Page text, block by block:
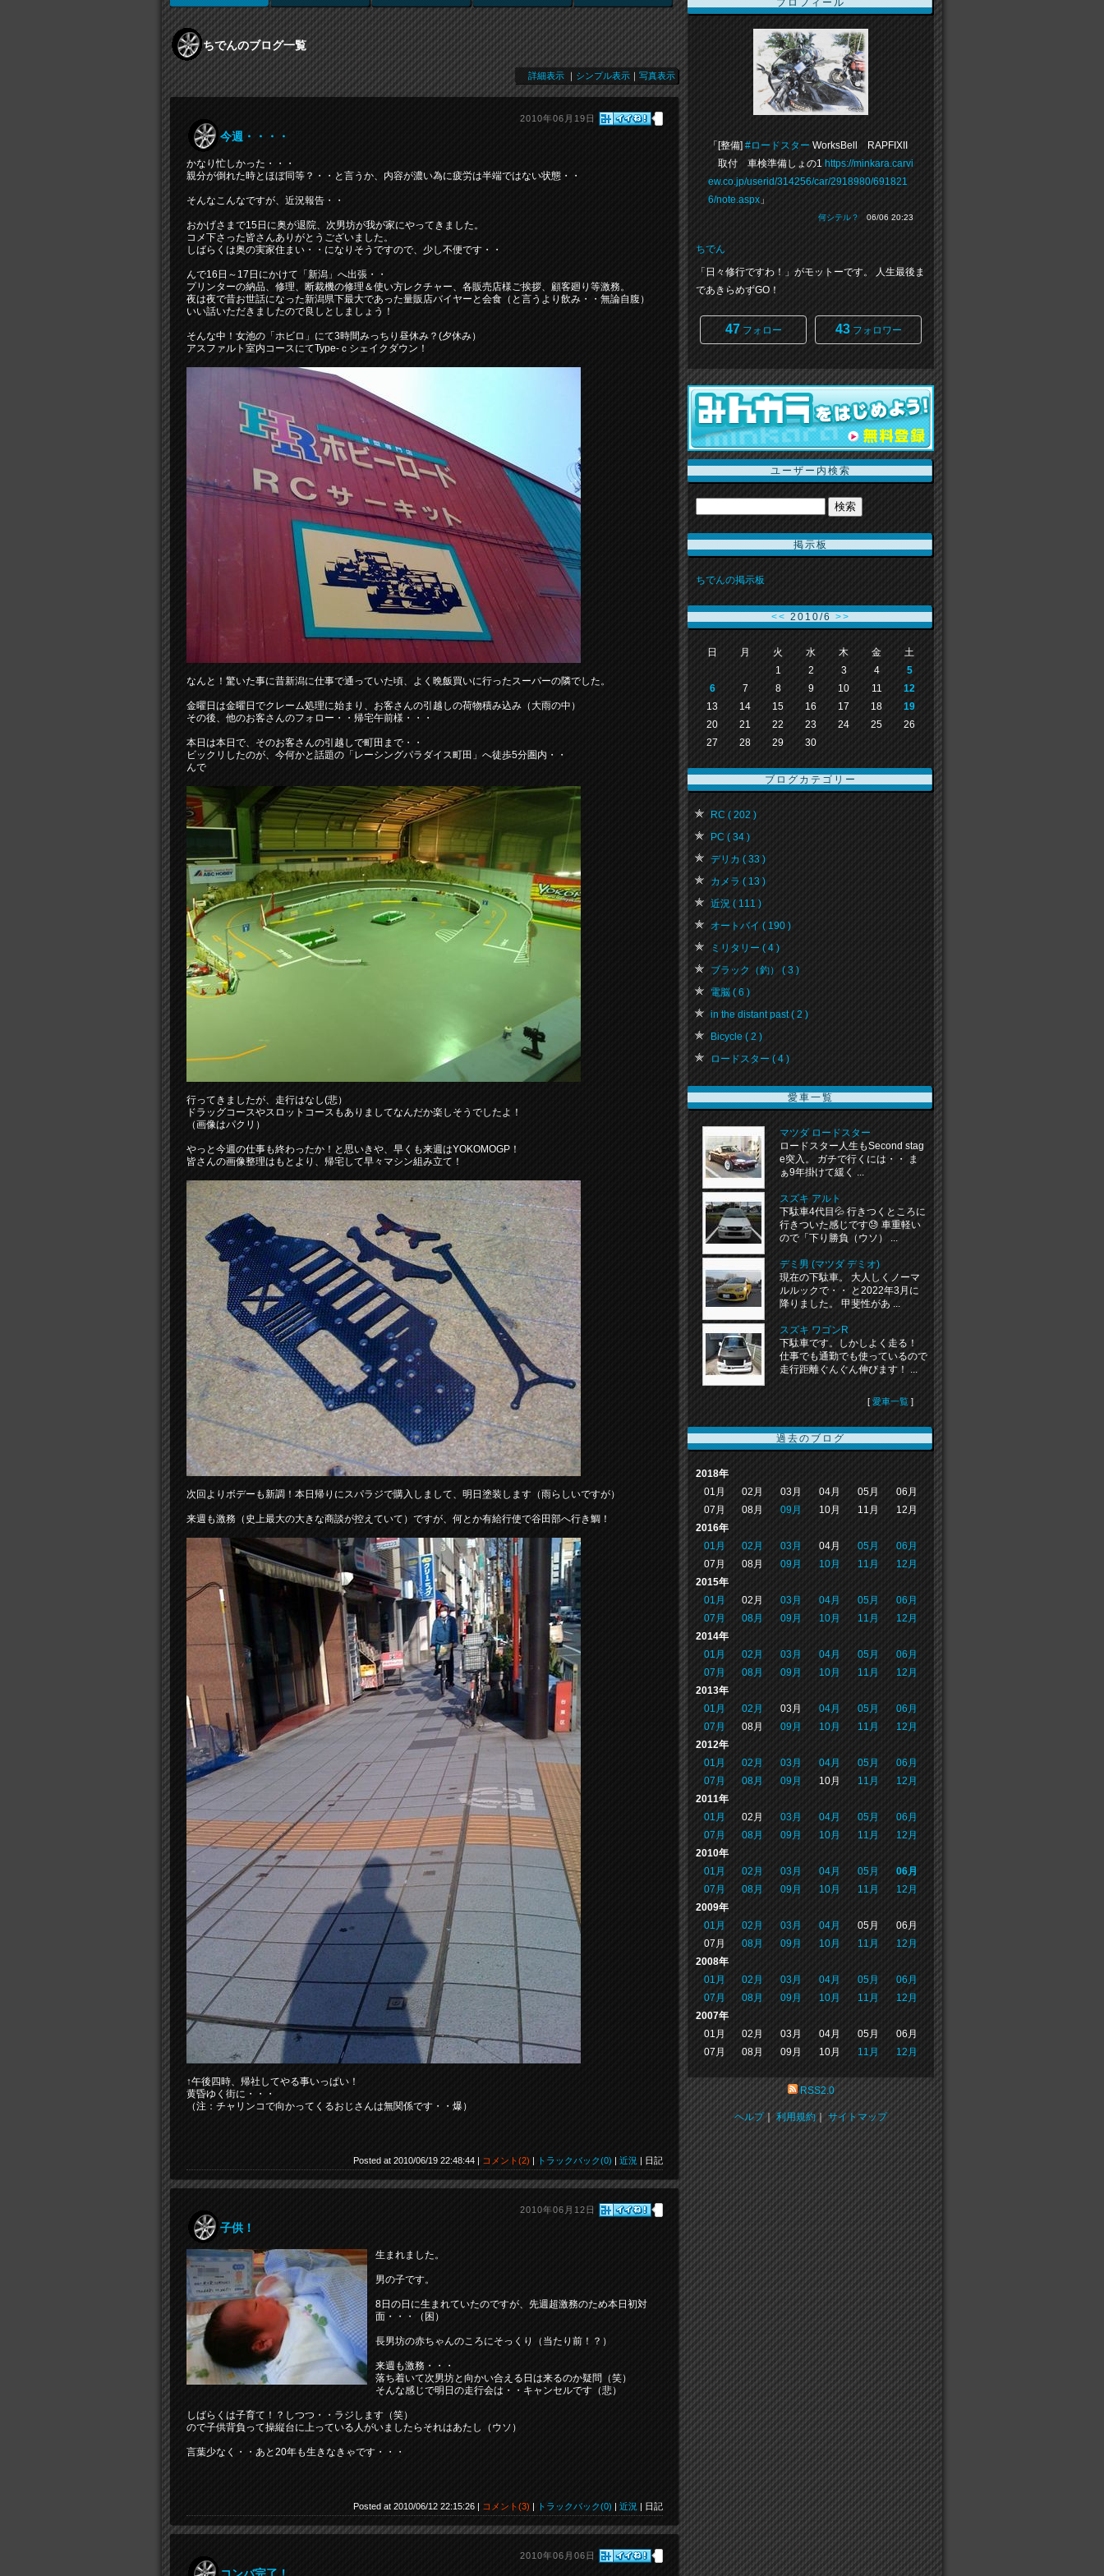
ちでんのブログ一覧
詳細表示 ｜ シンプル表示 ｜ 写真表示
2010年06月19日
今週・・・・
かなり忙しかった・・・
親分が倒れた時とほぼ同等？・・と言うか、内容が濃い為に疲労は半端ではない状態・・
そんなこんなですが、近況報告・・
おかげさまで15日に奥が退院、次男坊が我が家にやってきました。
コメ下さった皆さんありがとうございました。
しばらくは奥の実家住まい・・になりそうですので、少し不便です・・
んで16日～17日にかけて「新潟」へ出張・・
プリンターの納品、修理、断裁機の修理＆使い方レクチャー、各販売店様ご挨拶、顧客廻り等激務。
夜は夜で昔お世話になった新潟県下最大であった量販店バイヤーと会食（と言うより飲み・・無論自腹）
いい話いただきましたので良しとしましょう！
そんな中！女池の「ホビロ」にて3時間みっちり昼休み？(夕休み）
アスファルト室内コースにてType-ｃシェイクダウン！
なんと！驚いた事に昔新潟に仕事で通っていた頃、よく晩飯買いに行ったスーパーの隣でした。
金曜日は金曜日でクレーム処理に始まり、お客さんの引越しの荷物積み込み（大雨の中）
その後、他のお客さんのフォロー・・帰宅午前様・・・
本日は本日で、そのお客さんの引越しで町田まで・・
ビックリしたのが、今何かと話題の「レーシングパラダイス町田」へ徒歩5分圏内・・
んで
行ってきましたが、走行はなし(悲）
ドラッグコースやスロットコースもありましてなんだか楽しそうでしたよ！
（画像はパクリ）
やっと今週の仕事も終わったか！と思いきや、早くも来週はYOKOMOGP！
皆さんの画像整理はもとより、帰宅して早々マシン組み立て！
次回よりボデーも新調！本日帰りにスパラジで購入しまして、明日塗装します（雨らしいですが）
来週も激務（史上最大の大きな商談が控えていて）ですが、何とか有給行使で谷田部へ行き鯛！
↑午後四時、帰社してやる事いっぱい！
黄昏ゆく街に・・・
（注：チャリンコで向かってくるおじさんは無関係です・・爆）
Posted at 2010/06/19 22:48:44 | コメント(2) | トラックバック(0) | 近況 | 日記
2010年06月12日
子供！
生まれました。
男の子です。
8日の日に生まれていたのですが、先週超激務のため本日初対
面・・・（困）
長男坊の赤ちゃんのころにそっくり（当たり前！？）
来週も激務・・・
落ち着いて次男坊と向かい合える日は来るのか疑問（笑）
そんな感じで明日の走行会は・・キャンセルです（悲）
しばらくは子育て！？しつつ・・ラジします（笑）
ので子供背負って操縦台に上っている人がいましたらそれはあたし（ウソ）
言葉少なく・・あと20年も生きなきゃです・・・
Posted at 2010/06/12 22:15:26 | コメント(3) | トラックバック(0) | 近況 | 日記
2010年06月06日
プロフィール
「[整備] #ロードスター WorksBell RAPFIXII
取付 車検準備しょの1 https://minkara.carvi
ew.co.jp/userid/314256/car/2918980/691821
6/note.aspx 」
何シテル？ 06/06 20:23
ちでん
「日々修行ですわ！」がモットーです。 人生最後ま
であきらめずGO！
47 フォロー 43フォロワー
ユーザー内検索
掲示板
ちでんの掲示板
<< 2010/6 >>
日 月 火 水 木 金
土
1
2 3 4
5
6
7 8 9 10 11
12
13
14 15 16 17 18
19
20
21 22 23 24 25
26
27
28 29 30
ブログカテゴリー
RC ( 202 )
PC ( 34 )
デリカ ( 33 )
カメラ ( 13 )
近況 ( 111 )
オートバイ ( 190 )
ミリタリー ( 4 )
ブラック（釣） ( 3 )
電脳 ( 6 )
in the distant past ( 2 )
Bicycle ( 2 )
ロードスター ( 4 )
愛車一覧
マツダ ロードスター
ロードスター人生もSecond stag
e突入。 ガチで行くには・・ ま
ぁ9年掛けて緩く ...
スズキ アルト
下駄車4代目💦 行きつくところに
行きついた感じです😓 車重軽い
ので「下り勝負（ウソ） ...
デミ男 (マツダ デミオ)
現在の下駄車。 大人しくノーマ
ルルックで・・ と2022年3月に
降りました。 甲斐性があ ...
スズキ ワゴンR
下駄車です。しかしよく走る！
仕事でも通勤でも使っているので
走行距離ぐんぐん伸びます！ ...
[ 愛車一覧 ]
過去のブログ
2018年
01月
02月 03月 04月 05月
06月
07月
08月 09月 10月 11月
12月
2016年
01月
02月 03月 04月 05月
06月
07月
08月 09月 10月 11月
12月
2015年
01月
02月 03月 04月 05月
06月
07月
08月 09月 10月 11月
12月
2014年
01月
02月 03月 04月 05月
06月
07月
08月 09月 10月 11月
12月
2013年
01月
02月 03月 04月 05月
06月
07月
08月 09月 10月 11月
12月
2012年
01月
02月 03月 04月 05月
06月
07月
08月 09月 10月 11月
12月
2011年
01月
02月 03月 04月 05月
06月
07月
08月 09月 10月 11月
12月
2010年
01月
02月 03月 04月 05月
06月
07月
08月 09月 10月 11月
12月
2009年
01月
02月 03月 04月 05月
06月
07月
08月 09月 10月 11月
12月
2008年
01月
02月 03月 04月 05月
06月
07月
08月 09月 10月 11月
12月
2007年
01月
02月 03月 04月 05月
06月
07月
08月 09月 10月 11月 12月
RSS2.0
ヘルプ｜利用規約｜ サイトマップ